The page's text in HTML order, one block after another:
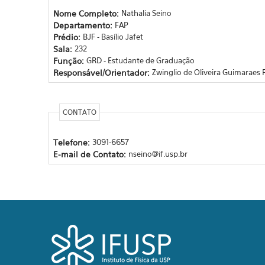
Nome Completo: Nathalia Seino
Departamento: FAP
Prédio: BJF - Basílio Jafet
Sala: 232
Função: GRD - Estudante de Graduação
Responsável/Orientador: Zwinglio de Oliveira Guimaraes
CONTATO
Telefone: 3091-6657
E-mail de Contato: nseino@if.usp.br